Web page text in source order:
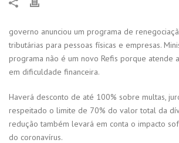
governo anunciou um programa de
tributárias para pessoas físicas e empresas.
programa não é um novo Refis porque atende
em dificuldade financeira.
Haverá desconto de até 100% sobre multas,
respeitado o limite de 70% do valor total da
redução também levará em conta o impacto
do coronavírus.